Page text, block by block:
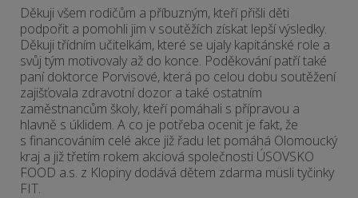
Děkuji všem rodičům a příbuzným, kteří přišli děti
podpořit a pomohli jim v soutěžích získat lepší výsledky.
Děkuji třídním učitelkám, které se ujaly kapitánské role a
svůj tým motivovaly až do konce. Poděkování patří také
paní doktorce Porvisové, která po celou dobu soutěžení
zajišťovala zdravotní dozor a také ostatním
zaměstnancům školy, kteří pomáhali s přípravou a
hlavně s úklidem. A co je potřeba ocenit je fakt, že
s financováním celé akce již řadu let pomáhá Olomoucký
kraj a již třetím rokem akciová společnosti ÚSOVSKO
FOOD a.s. z Klopiny dodává dětem zdarma müsli tyčinky
FIT.